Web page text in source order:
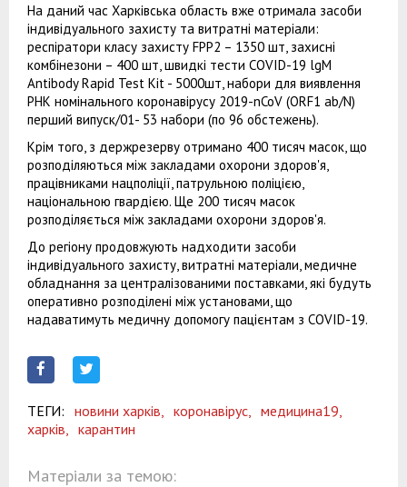
На даний час Харківська область вже отримала засоби
індивідуального захисту та витратні матеріали:
респіратори класу захисту FPP2 – 1350 шт, захисні
комбінезони – 400 шт, швидкі тести COVID-19 lgM
Antibody Rapid Test Kit - 5000шт, набори для виявлення
РНК номінального коронавірусу 2019-nCoV (ORF1 ab/N)
перший випуск/01- 53 набори (по 96 обстежень).
Крім того, з держрезерву отримано 400 тисяч масок, що
розподіляються між закладами охорони здоров'я,
працівниками нацполіції, патрульною поліцією,
національною гвардією. Ще 200 тисяч масок
розподіляється між закладами охорони здоров'я.
До регіону продовжують надходити засоби
індивідуального захисту, витратні матеріали, медичне
обладнання за централізованими поставками, які будуть
оперативно розподілені між установами, що
надаватимуть медичну допомогу пацієнтам з COVID-19.
ТЕГИ: новини харків, коронавірус,
медицина19,
харків,
карантин
Матеріали за темою: